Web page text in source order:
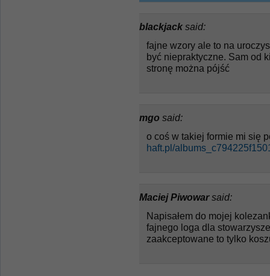
blackjack said:
fajne wzory ale to na
być niepraktyczne. Sam od
stronę można pójść
mgo said:
o coś w takiej formie mi się
haft.pl/
Maciej Piwowarsaid:
Napisałem do mojej
fajnego loga dla
zaakceptowane to tylko